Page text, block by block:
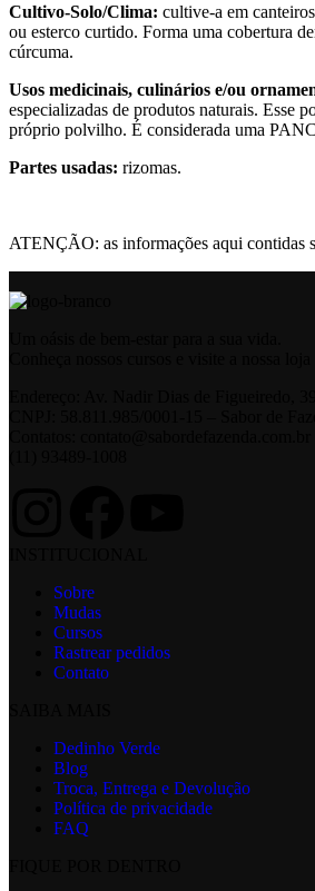
Cultivo-Solo/Clima: cultive-a em
ou esterco curtido. Forma uma cobertura
cúrcuma.
Usos medicinais, culinários e/ou
especializadas de produtos naturais. Esse
próprio polvilho. É considerada uma
Partes usadas: rizomas.
ATENÇÃO: as informações aqui contidas
Sobre
Mudas
Cursos
Rastrear pedidos
Contato
Dedinho Verde
Blog
Troca, Entrega e Devolução
Política de privacidade
FAQ